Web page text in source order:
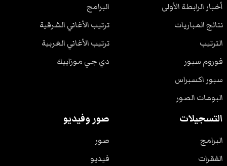
أخبار الرابطة الأولى
نتائج المباريات
الترتيب
فوروم سبور
سبور اكسبراس
البومات الصور
البرامج
ترتيب الأغاني الشرقية
ترتيب الأغاني الغربية
دي جي موزاييك
التسجيلات
البرامج
الفقرات
صور وفيديو
صور
فيديو